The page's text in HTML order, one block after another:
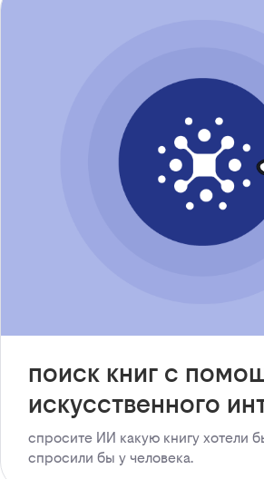
поиск книг с
искусственного
спросите ИИ какую книгу хотели
спросили бы у человека.